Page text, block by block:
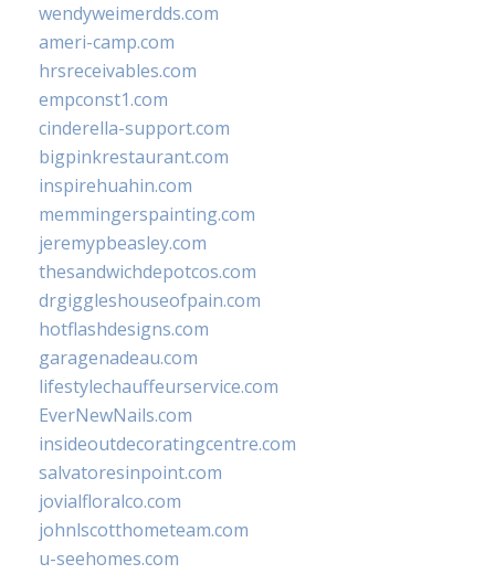
wendyweimerdds.com
ameri-camp.com
hrsreceivables.com
empconst1.com
cinderella-support.com
bigpinkrestaurant.com
inspirehuahin.com
memmingerspainting.com
jeremypbeasley.com
thesandwichdepotcos.com
drgiggleshouseofpain.com
hotflashdesigns.com
garagenadeau.com
lifestylechauffeurservice.com
EverNewNails.com
insideoutdecoratingcentre.com
salvatoresinpoint.com
jovialfloralco.com
johnlscotthometeam.com
u-seehomes.com